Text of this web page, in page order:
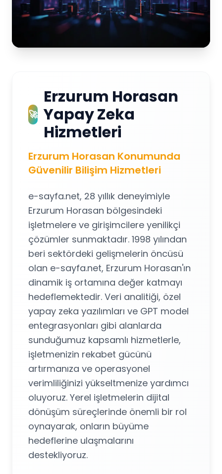
🚀
Erzurum Horasan
Yapay Zeka
Hizmetleri
Erzurum Horasan Konumunda
Güvenilir Bilişim Hizmetleri
e-sayfa.net, 28 yıllık deneyimiyle
Erzurum Horasan bölgesindeki
işletmelere ve girişimcilere yenilikçi
çözümler sunmaktadır. 1998 yılından
beri sektördeki gelişmelerin öncüsü
olan e-sayfa.net, Erzurum Horasan'ın
dinamik iş ortamına değer katmayı
hedeflemektedir. Veri analitiği, özel
yapay zeka yazılımları ve GPT model
entegrasyonları gibi alanlarda
sunduğumuz kapsamlı hizmetlerle,
işletmenizin rekabet gücünü
artırmanıza ve operasyonel
verimliliğinizi yükseltmenize yardımcı
oluyoruz. Yerel işletmelerin dijital
dönüşüm süreçlerinde önemli bir rol
oynayarak, onların büyüme
hedeflerine ulaşmalarını
destekliyoruz.